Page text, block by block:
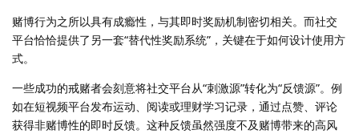
赌博行为之所以具有成瘾性，与其即时奖励机制密切相关。而社交
平台恰恰提供了另一套“替代性奖励系统”，关键在于如何设计使用方
式。
一些成功的戒赌者会刻意将社交平台从“刺激源”转化为“反馈源”。例
如在短视频平台发布运动、阅读或理财学习记录，通过点赞、评论
获得非赌博性的即时反馈。这种反馈虽然强度不及赌博带来的高风